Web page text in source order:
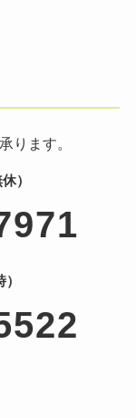
ります。
）